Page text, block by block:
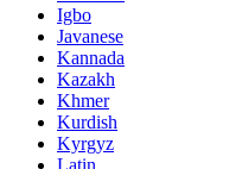
Igbo
Javanese
Kannada
Kazakh
Khmer
Kurdish
Kyrgyz